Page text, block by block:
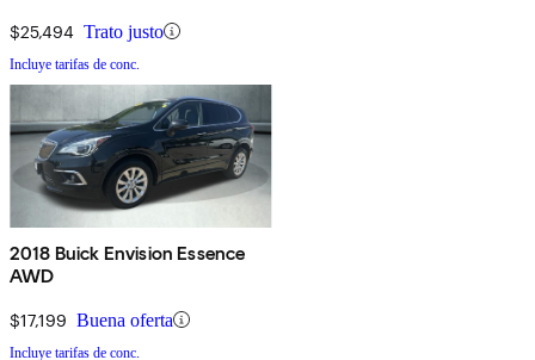
$25,494 Trato justo
Incluye tarifas de conc.
2018 Buick Envision Essence
AWD
$17,199 Buena oferta
Incluye tarifas de conc.